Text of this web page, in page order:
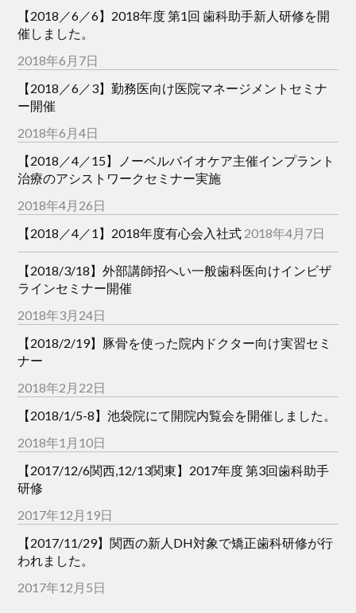
【2018／6／6】2018年度 第1回 歯科助手新人研修を開
催しました。
2018年6月7日
【2018／6／3】勤務医向け医院マネージメントセミナ
ー開催
2018年6月4日
【2018／4／15】ノーベルバイオケア主催インプラント
治療のアシストワークセミナー実施
2018年4月26日
【2018／4／1】2018年度有心会入社式 2018年4月7日
【2018/3/18】外部講師招へい一般歯科医向けインビザ
ラインセミナー開催
2018年3月24日
【2018/2/19】豚骨を使った院内ドクター向け実習セミ
ナー
2018年2月22日
【2018/1/5-8】池袋院にて開院内覧会を開催しました。
2018年1月10日
【2017/12/6関西,12/13関東】2017年度 第3回歯科助手
研修
2017年12月19日
【2017/11/29】関西の新人DH対象で矯正歯科研修が行
われました。
2017年12月5日